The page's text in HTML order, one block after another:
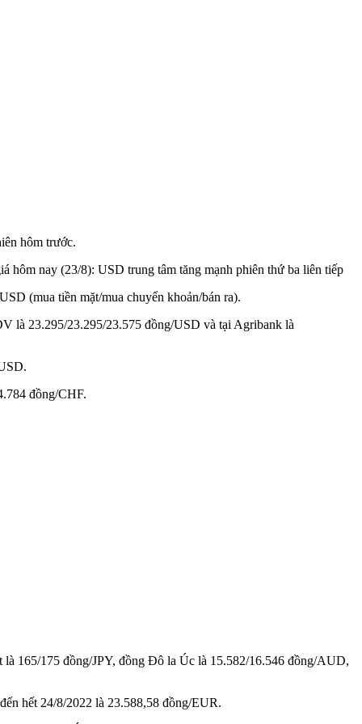
hôm trước.
hôm nay (23/8): USD trung tâm tăng mạnh phiên thứ ba liên tiếp
(mua tiền mặt/mua chuyển khoản/bán ra).
là 23.295/23.295/23.575 đồng/USD và tại Agribank là
đồng/CHF.
165/175 đồng/JPY, đồng Đô la Úc là 15.582/16.546 đồng/AUD,
hết 24/8/2022 là 23.588,58 đồng/EUR.